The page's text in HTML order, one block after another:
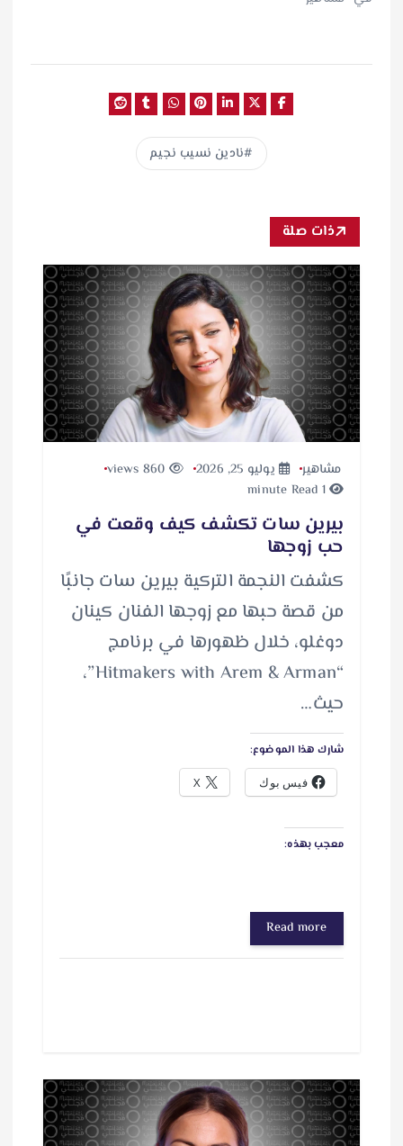
نادين نسيب نجيم
ذات صلة
مشاهير يوليو 25, 2026
1 minute Read
بيرين سات تكشف كيف وقعت في
حب زوجها
كشفت النجمة التركية بيرين سات جانبًا
من قصة حبها مع زوجها الفنان كينان
دوغلو، خلال ظهورها في برنامج
“Hitmakers with Arem & Arman”،
حيث…
شارك هذا الموضوع:
فيس بوك X
معجب بهذه:
Read more